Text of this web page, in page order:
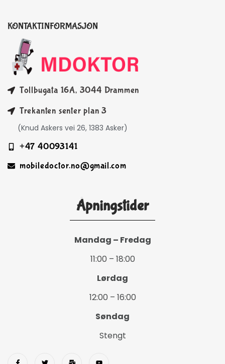
KONTAKTINFORMASJON
Tollbugata 16A, 3044 Drammen
Trekanten senter plan 3
(Knud Askers vei 26, 1383 Asker)
+47 40093141
mobiledoctor.no@gmail.com
Åpningstider
Mandag – Fredag
11:00 – 18:00
Lørdag
12:00 – 16:00
Søndag
Stengt